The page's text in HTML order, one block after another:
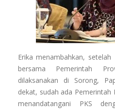
Erika menambahkan,
bersama Pemerintah
dilaksanakan di Sorong,
dekat, sudah ada Pemerintah
menandatangani PKS